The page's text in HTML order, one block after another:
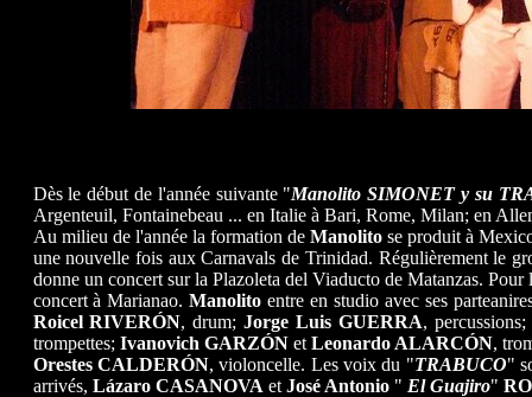
Dès le début de l'année suivante "Manolito SIMONET y su
Argenteuil, Fontainebeau ... en Italie à Bari, Rome, Milan; en
Au milieu de l'année la formation deManolito se produit à
une nouvelle fois aux Carnavals de Trinidad. Régulièrement le
donne un concert sur la Plazoleta del Viaducto de Matanzas. Pour
concert à Marianao.Manolito entre en studio avec ses
Roicel RIVERÓN, drum;Jorge Luis GUERRA,
trompettes; Ivanovich GARZÓNet Leonardo ALARCÓN,
Orestes CALDERÓN, violoncelle. Les voix du "TRABUCO"
arrivés, Lázaro CASANOVA et José Antonio" El Guajiro"